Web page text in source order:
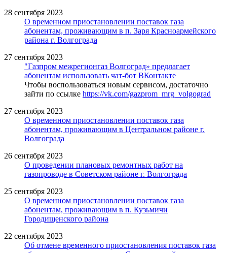
28 сентября 2023
О временном приостановлении поставок газа
абонентам, проживающим в п. Заря Красноармейского
района г. Волгограда
27 сентября 2023
"Газпром межрегионгаз Волгоград» предлагает
абонентам использовать чат-бот ВКонтакте
Чтобы воспользоваться новым сервисом, достаточно
зайти по ссылке https://vk.com/gazprom_mrg_volgograd
27 сентября 2023
О временном приостановлении поставок газа
абонентам, проживающим в Центральном районе г.
Волгограда
26 сентября 2023
О проведении плановых ремонтных работ на
газопроводе в Советском районе г. Волгограда
25 сентября 2023
О временном приостановлении поставок газа
абонентам, проживающим в п. Кузьмичи
Городищенского района
22 сентября 2023
Об отмене временного приостановления поставок газа